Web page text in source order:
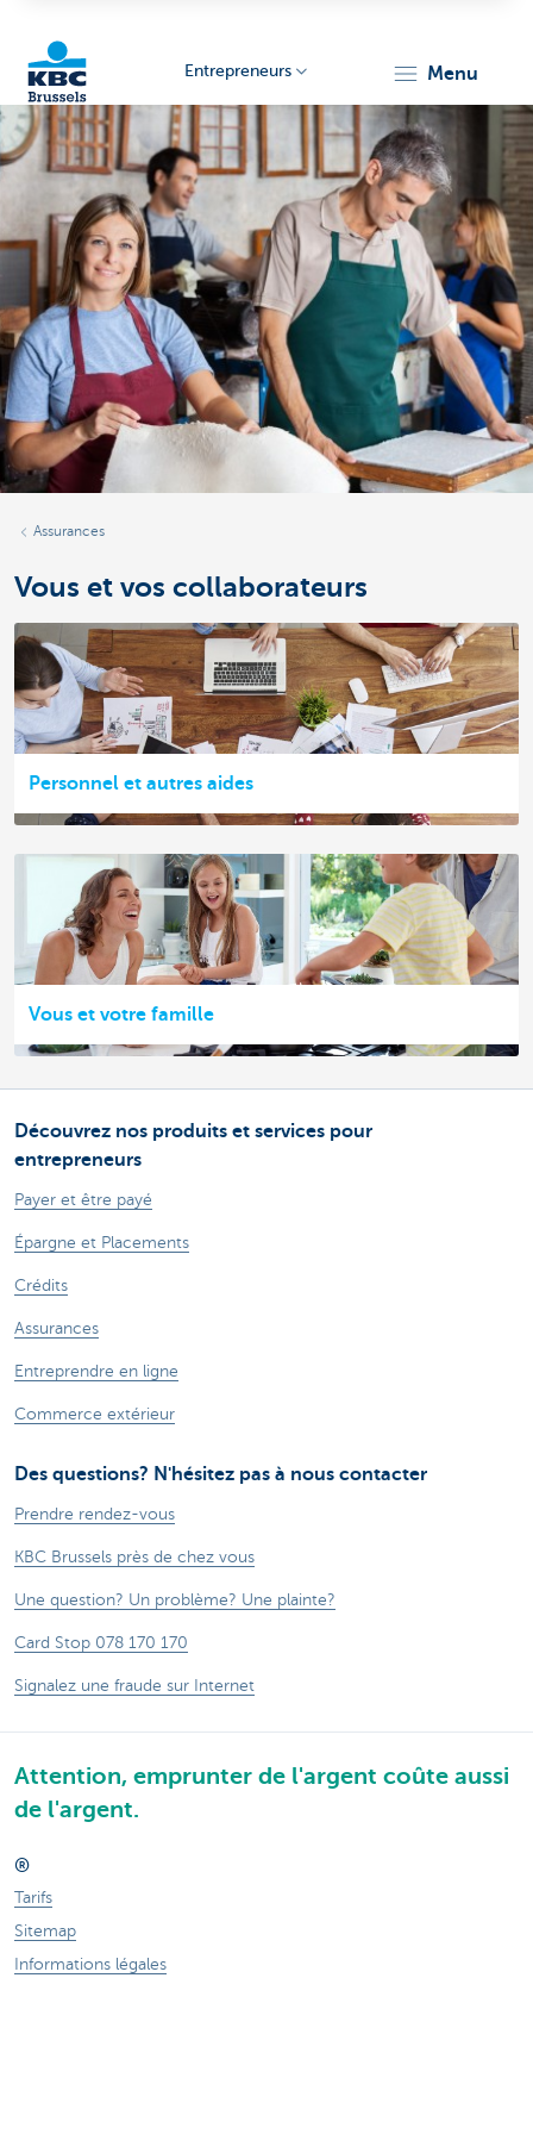
KBC
Entrepreneurs
Entrepreneurs menu
Assurances
Vous et vos collaborateurs
Personnel et autres aides
Vous et votre famille
Découvrez nos produits et services pour
entrepreneurs
Payer et être payé
Épargne et Placements
Crédits
Assurances
Entreprendre en ligne
Commerce extérieur
Des questions? N'hésitez pas à nous contacter
Prendre rendez-vous
KBC Brussels près de chez vous
Une question? Un problème? Une plainte?
Card Stop 078 170 170
Signalez une fraude sur Internet
Attention, emprunter de l'argent coûte aussi
de l'argent.
®
Tarifs
Sitemap
Informations légales